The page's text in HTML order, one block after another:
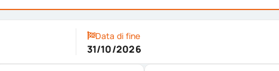
Data di fine
31/10/2026